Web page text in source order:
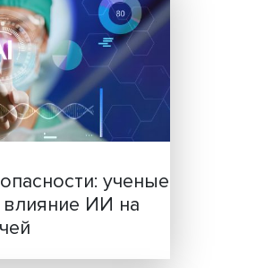
Новые инвестиции:
семей становится частью
бизнес-стратегий